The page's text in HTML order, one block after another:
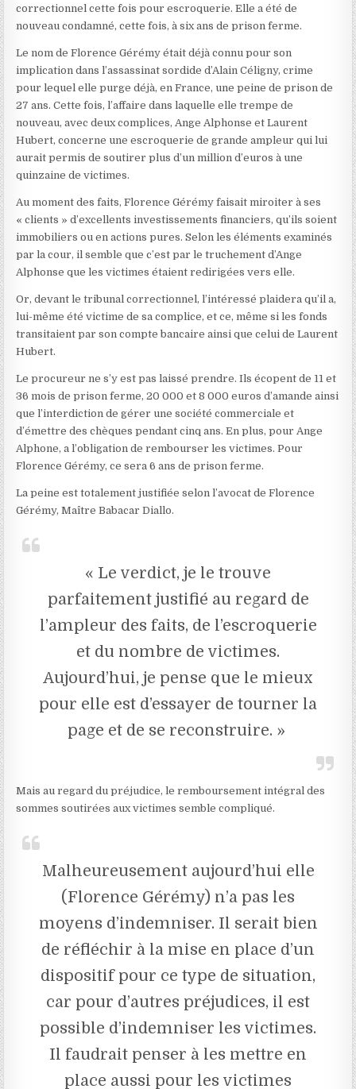
correctionnel cette fois pour escroquerie. Elle a été de
nouveau condamné, cette fois, à six ans de prison ferme.
Le nom de Florence Gérémy était déjà connu pour son
implication dans l’assassinat sordide d’Alain Céligny, crime
pour lequel elle purge déjà, en France, une peine de prison de
27 ans. Cette fois, l’affaire dans laquelle elle trempe de
nouveau, avec deux complices, Ange Alphonse et Laurent
Hubert, concerne une escroquerie de grande ampleur qui lui
aurait permis de soutirer plus d’un million d’euros à une
quinzaine de victimes.
Au moment des faits, Florence Gérémy faisait miroiter à ses
« clients » d’excellents investissements financiers, qu’ils soient
immobiliers ou en actions pures. Selon les éléments examinés
par la cour, il semble que c’est par le truchement d’Ange
Alphonse que les victimes étaient redirigées vers elle.
Or, devant le tribunal correctionnel, l’intéressé plaidera qu’il a,
lui-même été victime de sa complice, et ce, même si les fonds
transitaient par son compte bancaire ainsi que celui de Laurent
Hubert.
Le procureur ne s’y est pas laissé prendre. Ils écopent de 11 et
36 mois de prison ferme, 20 000 et 8 000 euros d’amande ainsi
que l’interdiction de gérer une société commerciale et
d’émettre des chèques pendant cinq ans. En plus, pour Ange
Alphone, a l’obligation de rembourser les victimes. Pour
Florence Gérémy, ce sera 6 ans de prison ferme.
La peine est totalement justifiée selon l’avocat de Florence
Gérémy, Maître Babacar Diallo.
« Le verdict, je le trouve
parfaitement justifié au regard de
l’ampleur des faits, de l’escroquerie
et du nombre de victimes.
Aujourd’hui, je pense que le mieux
pour elle est d’essayer de tourner la
page et de se reconstruire. »
Mais au regard du préjudice, le remboursement intégral des
sommes soutirées aux victimes semble compliqué.
Malheureusement aujourd’hui elle
(Florence Gérémy) n’a pas les
moyens d’indemniser. Il serait bien
de réfléchir à la mise en place d’un
dispositif pour ce type de situation,
car pour d’autres préjudices, il est
possible d’indemniser les victimes.
Il faudrait penser à les mettre en
place aussi pour les victimes